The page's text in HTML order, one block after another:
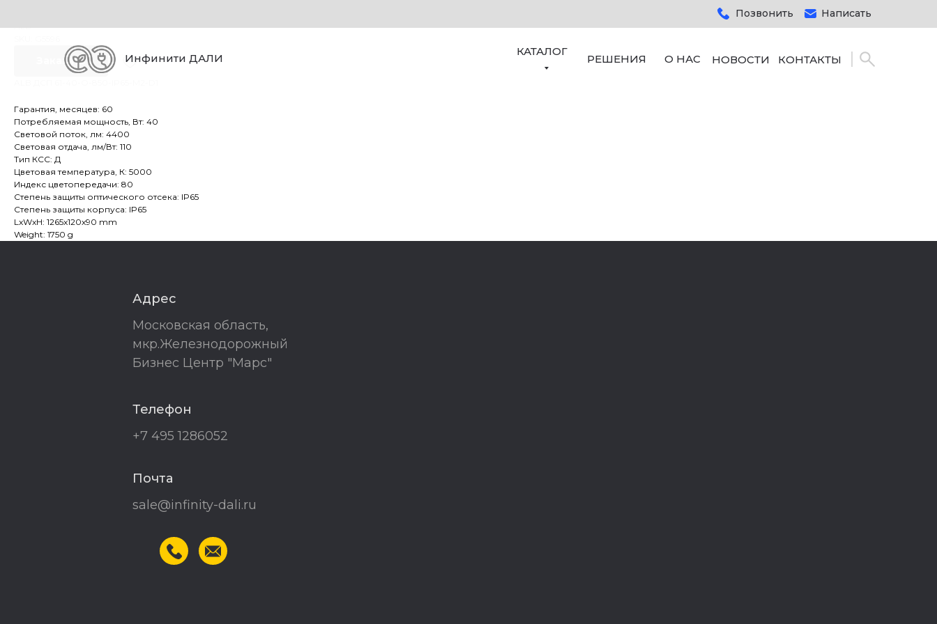
Позвонить
Инфинити ДАЛИ
Написать
КАТАЛОГ
РЕШЕНИЯ О НАС НОВОСТИ КОНТАКТЫ
ALB
Заказать
Гарантия, месяцев: 60
Потребляемая мощность, Вт: 40
Световой поток, лм: 4400
Световая отдача, лм/Вт: 110
Тип КСС: Д
Цветовая температура, К: 5000
Индекс цветопередачи: 80
Степень защиты оптического отсека: IP65
Степень защиты корпуса: IP65
LxWxH: 1265x120x90 mm
Weight: 1750 g
Адрес
Московская область,
мкр.Железнодорожный
Бизнес Центр "Марс"
Телефон
+7 495 1286052
Почта
sale@infinity-dali.ru